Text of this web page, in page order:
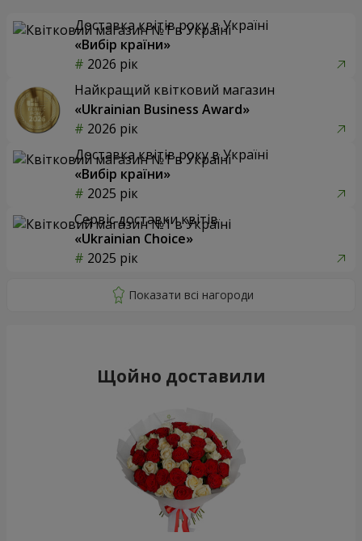
Доставка квітів року в Україні
«Вибір країни»
2026 рік
Найкращий квітковий магазин
«Ukrainian Business Award»
2026 рік
Доставка квітів року в Україні
«Вибір країни»
2025 рік
Сервіс доставки квітів
«Ukrainian Choice»
2025 рік
Щойно доставили